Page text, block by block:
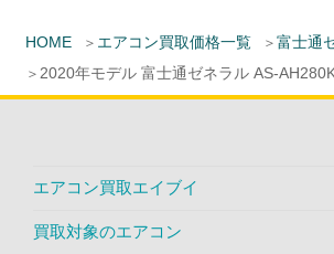
HOME エアコン買取価格一覧
富士通
2020年モデル 富士通ゼネラル AS-
エアコン買取エイブイ
買取対象のエアコン